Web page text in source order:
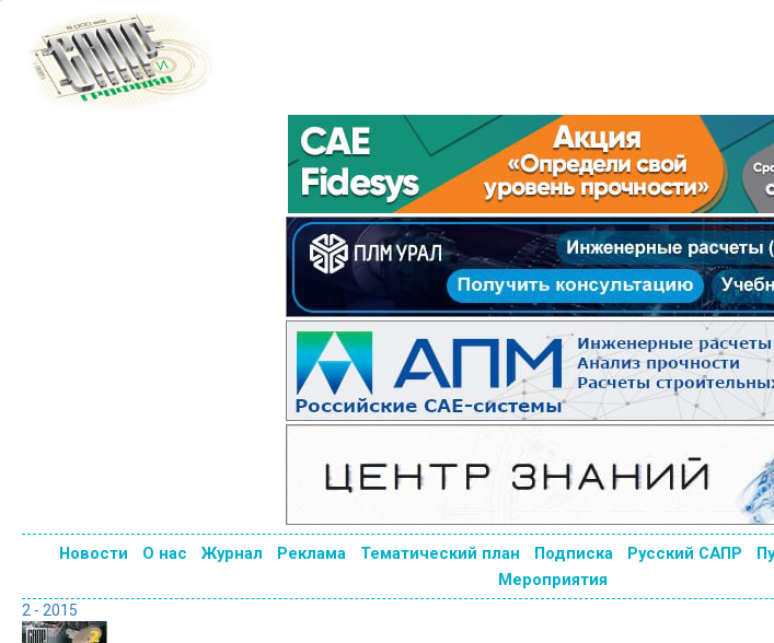
Новости О нас Журнал Реклама Тематический план Подписка Русский САПР
Мероприятия
2 - 2015